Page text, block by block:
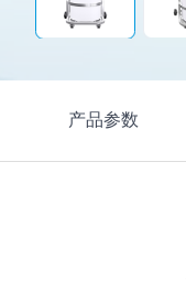
产品参数